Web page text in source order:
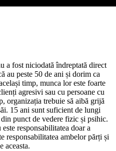
a fost niciodată îndreptată direct
au peste 50 de ani și dorim ca
timp, munca lor este foarte
agresivi sau cu persoane cu
organizația trebuie să aibă grijă
15 ani sunt suficient de lungi
punct de vedere fizic și psihic.
responsabilitatea doar a
responsabilitatea ambelor părți și
aceasta.